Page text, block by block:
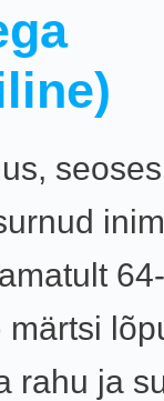
seoses
rahu ja